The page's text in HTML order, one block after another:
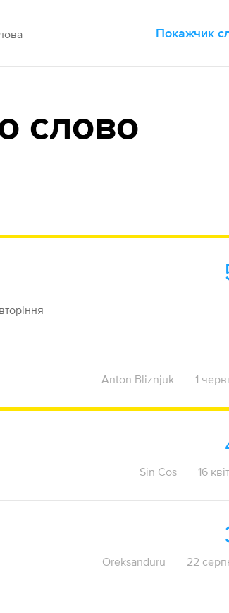
Покажчик
слово
Anton Bliznjuk 1
Sin Cos 16
Oreksanduru 22